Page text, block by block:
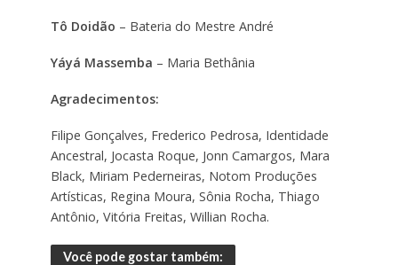
Tô Doidão – Bateria do Mestre André
Yáyá Massemba – Maria Bethânia
Agradecimentos:
Filipe Gonçalves, Frederico Pedrosa, Identidade
Ancestral, Jocasta Roque, Jonn Camargos, Mara
Black, Miriam Pederneiras, Notom Produções
Artísticas, Regina Moura, Sônia Rocha, Thiago
Antônio, Vitória Freitas, Willian Rocha.
Você pode gostar também: